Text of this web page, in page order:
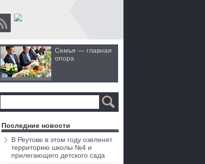
Семья — главная
опора
Последние новости
В Реутове в этом году озеленят
территорию школы №4 и
прилегающего детского сада